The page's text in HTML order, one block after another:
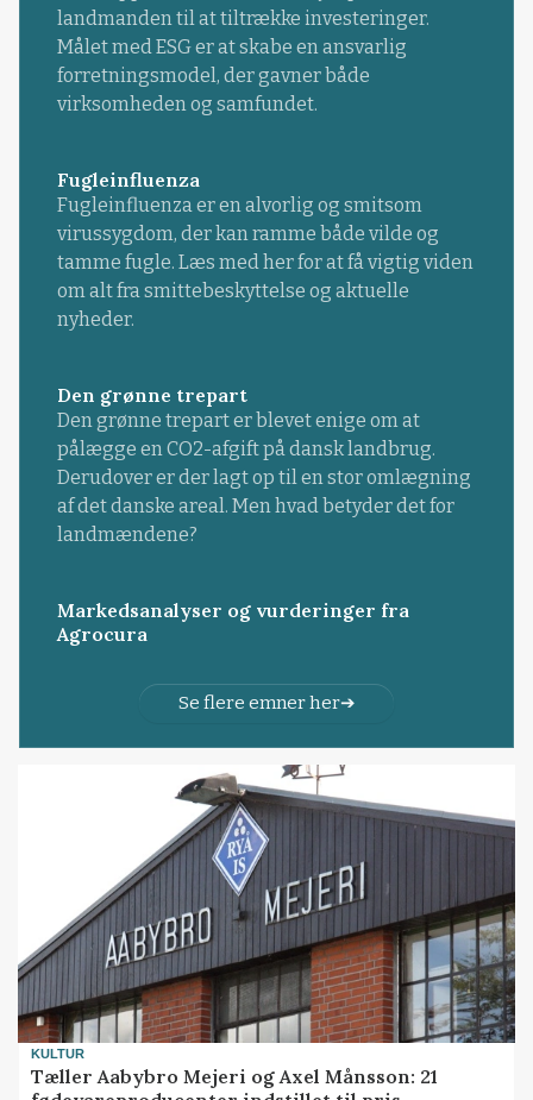
landmanden til at tiltrække investeringer.
Målet med ESG er at skabe en ansvarlig
forretningsmodel, der gavner både
virksomheden og samfundet.
Fugleinfluenza
Fugleinfluenza er en alvorlig og smitsom
virussygdom, der kan ramme både vilde og
tamme fugle. Læs med her for at få vigtig viden
om alt fra smittebeskyttelse og aktuelle
nyheder.
Den grønne trepart
Den grønne trepart er blevet enige om at
pålægge en CO2-afgift på dansk landbrug.
Derudover er der lagt op til en stor omlægning
af det danske areal. Men hvad betyder det for
landmændene?
Markedsanalyser og vurderinger fra
Agrocura
Se flere emner her
KULTUR
Tæller Aabybro Mejeri og Axel Månsson: 21